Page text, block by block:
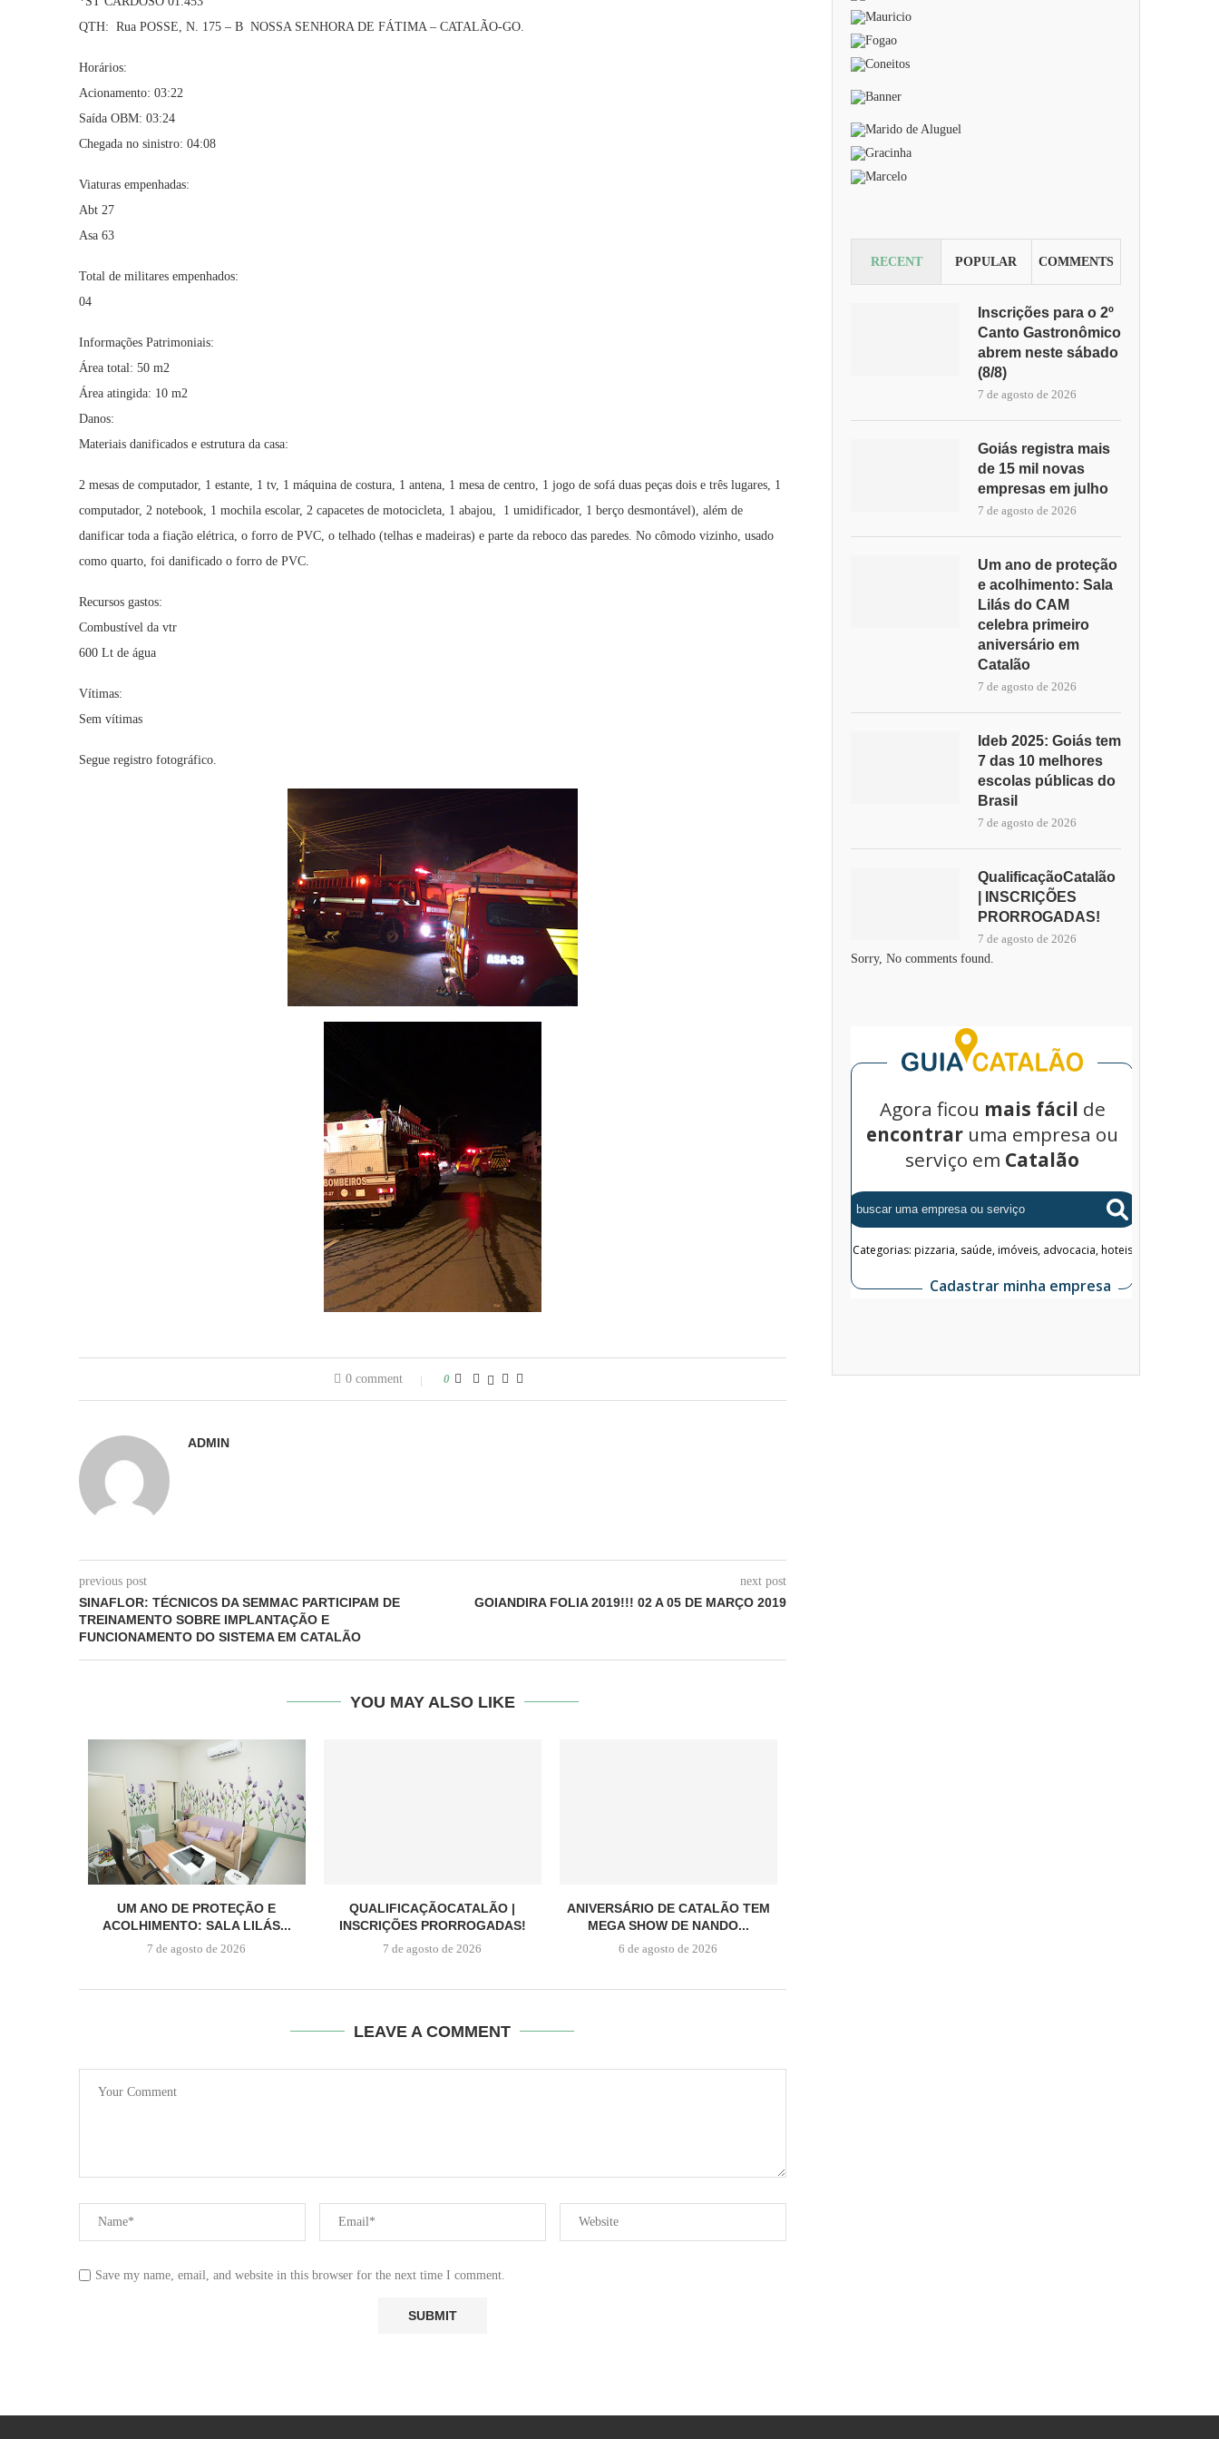
QTH: Rua POSSE, N. 175 – B NOSSA SENHORA DE FÁTIMA – CATALÃO-GO.
Horários:
Acionamento: 03:22
Saída OBM: 03:24
Chegada no sinistro: 04:08
Viaturas empenhadas:
Abt 27
Asa 63
Total de militares empenhados:
04
Informações Patrimoniais:
Área total: 50 m2
Área atingida: 10 m2
Danos:
Materiais danificados e estrutura da casa:
2 mesas de computador, 1 estante, 1 tv, 1 máquina de costura, 1 antena, 1 mesa de centro, 1 jogo de sofá duas peças dois e três lugares, 1
computador, 2 notebook, 1 mochila escolar, 2 capacetes de motocicleta, 1 abajou, 1 umidificador, 1 berço desmontável), além de
danificar toda a fiação elétrica, o forro de PVC, o telhado (telhas e madeiras) e parte da reboco das paredes. No cômodo vizinho, usado
como quarto, foi danificado o forro de PVC.
Recursos gastos:
Combustível da vtr
600 Lt de água
Vítimas:
Sem vítimas
Segue registro fotográfico.
0 comment 0
ADMIN
previous post
SINAFLOR: TÉCNICOS DA SEMMAC PARTICIPAM DE
TREINAMENTO SOBRE IMPLANTAÇÃO E
FUNCIONAMENTO DO SISTEMA EM CATALÃO
next post
GOIANDIRA FOLIA 2019!!! 02 A 05 DE MARÇO 2019
YOU MAY ALSO LIKE
UM ANO DE PROTEÇÃO E
ACOLHIMENTO: SALA LILÁS...
7 de agosto de 2026
QUALIFICAÇÃOCATALÃO |
INSCRIÇÕES PRORROGADAS!
7 de agosto de 2026
ANIVERSÁRIO DE CATALÃO TEM
MEGA SHOW DE NANDO...
6 de agosto de 2026
LEAVE A COMMENT
Save my name, email, and website in this browser for the next time I comment.
RECENT POPULAR COMMENTS
Inscrições para o 2º
Canto Gastronômico
abrem neste sábado
(8/8)
7 de agosto de 2026
Goiás registra mais
de 15 mil novas
empresas em julho
7 de agosto de 2026
Um ano de proteção
e acolhimento: Sala
Lilás do CAM
celebra primeiro
aniversário em
Catalão
7 de agosto de 2026
Ideb 2025: Goiás tem
7 das 10 melhores
escolas públicas do
Brasil
7 de agosto de 2026
QualificaçãoCatalão
| INSCRIÇÕES
PRORROGADAS!
7 de agosto de 2026
Sorry, No comments found.